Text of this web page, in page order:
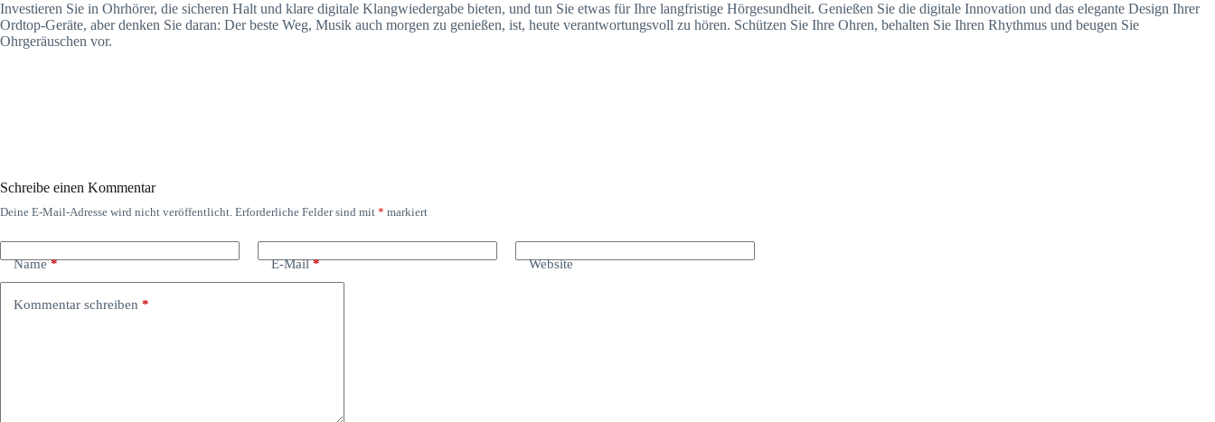
Investieren Sie in Ohrhörer, die sicheren Halt und klare digitale Klangwiedergabe bieten, und tun Sie etwas für Ihre langfristige Hörgesundheit. Genießen Sie die digitale Innovation und das elegante Design Ihrer
Ordtop-Geräte, aber denken Sie daran: Der beste Weg, Musik auch morgen zu genießen, ist, heute verantwortungsvoll zu hören. Schützen Sie Ihre Ohren, behalten Sie Ihren Rhythmus und beugen Sie
Ohrgeräuschen vor.
Schreibe einen Kommentar
Deine E-Mail-Adresse wird nicht veröffentlicht. Erforderliche Felder sind mit * markiert
Name* E-Mail* Website
Kommentar schreiben *